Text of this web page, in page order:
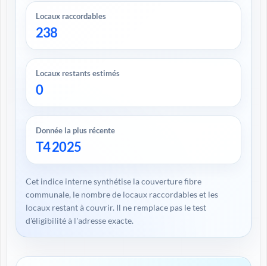
Locaux raccordables
238
Locaux restants estimés
0
Donnée la plus récente
T4 2025
Cet indice interne synthétise la couverture fibre
communale, le nombre de locaux raccordables et les
locaux restant à couvrir. Il ne remplace pas le test
d'éligibilité à l'adresse exacte.